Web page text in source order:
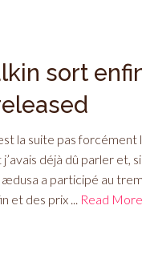
sort
la suite pas
déjà dû parler et,
a participé au
et des prix ... Read More